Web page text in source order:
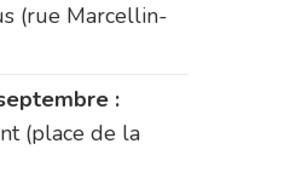
(rue Marcellin-
:
(place de la